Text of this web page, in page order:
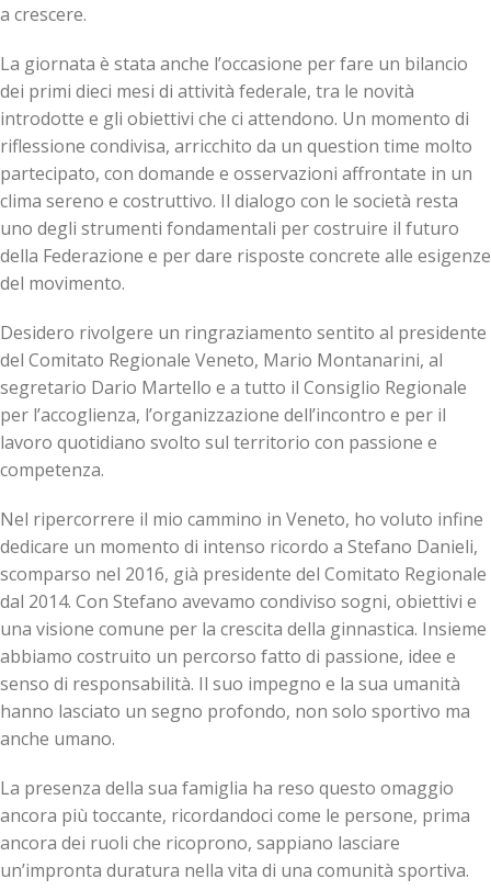
a crescere.
La giornata è stata anche l’occasione per fare un bilancio
dei primi dieci mesi di attività federale, tra le novità
introdotte e gli obiettivi che ci attendono. Un momento di
riflessione condivisa, arricchito da un question time molto
partecipato, con domande e osservazioni affrontate in un
clima sereno e costruttivo. Il dialogo con le società resta
uno degli strumenti fondamentali per costruire il futuro
della Federazione e per dare risposte concrete alle esigenze
del movimento.
Desidero rivolgere un ringraziamento sentito al presidente
del Comitato Regionale Veneto, Mario Montanarini, al
segretario Dario Martello e a tutto il Consiglio Regionale
per l’accoglienza, l’organizzazione dell’incontro e per il
lavoro quotidiano svolto sul territorio con passione e
competenza.
Nel ripercorrere il mio cammino in Veneto, ho voluto infine
dedicare un momento di intenso ricordo a Stefano Danieli,
scomparso nel 2016, già presidente del Comitato Regionale
dal 2014. Con Stefano avevamo condiviso sogni, obiettivi e
una visione comune per la crescita della ginnastica. Insieme
abbiamo costruito un percorso fatto di passione, idee e
senso di responsabilità. Il suo impegno e la sua umanità
hanno lasciato un segno profondo, non solo sportivo ma
anche umano.
La presenza della sua famiglia ha reso questo omaggio
ancora più toccante, ricordandoci come le persone, prima
ancora dei ruoli che ricoprono, sappiano lasciare
un’impronta duratura nella vita di una comunità sportiva.